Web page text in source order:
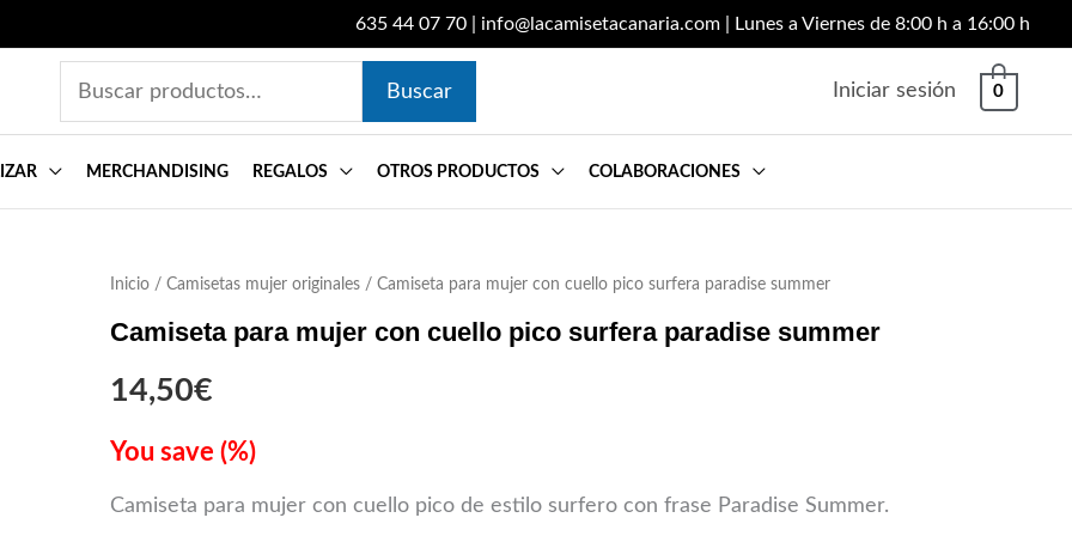
635 44 07 70 info@lacamisetacanaria.com | Lunes a Viernes de 8:00 h a 16:00 h
Buscar
Buscar Iniciar sesión 0
MERCHANDISING REGALOS OTROS PRODUCTOS COLABORACIONES
Inicio/ Camisetas mujer originales/ Camiseta para mujer con cuello pico surfera paradise summer
Camiseta para mujer con cuello pico surfera paradise summer
14,50€
You save (%)
Camiseta para mujer con cuello pico de estilo surfero con frase Paradise Summer.
Camiseta
para
con
cuello